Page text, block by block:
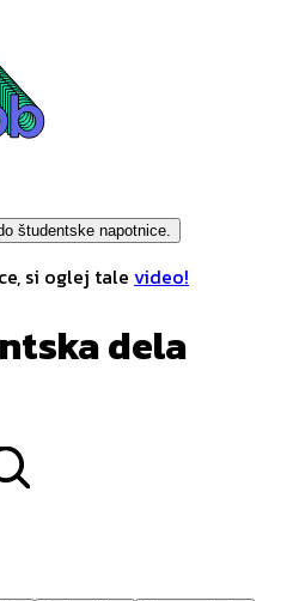
študentske napotnice.
si oglej tale video!
dela